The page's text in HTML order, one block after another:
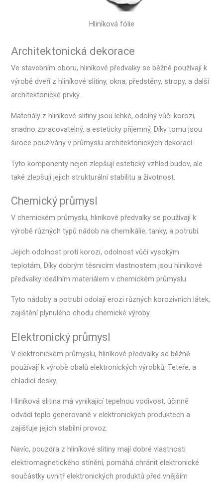
Hliníková fólie
Architektonická dekorace
Ve stavebním oboru, hliníkové předvalky se běžně používají k
výrobě dveří z hliníkové slitiny, okna, předstěny, stropy, a další
architektonické prvky.
Materiály z hliníkové slitiny jsou lehké, odolný vůči korozi,
snadno zpracovatelný, a esteticky příjemný, Díky tomu jsou
široce používány v průmyslu architektonických dekorací.
Tyto komponenty nejen zlepšují estetický vzhled budov, ale
také zlepšují jejich strukturální stabilitu a životnost.
Chemický průmysl
V chemickém průmyslu, hliníkové předvalky se používají k
výrobě různých typů nádob na chemikálie, tanky, a potrubí.
Jejich odolnost proti korozi, odolnost vůči vysokým
teplotám, Díky dobrým těsnicím vlastnostem jsou hliníkové
předvalky ideálním materiálem v chemickém průmyslu.
Tyto nádoby a potrubí odolají erozi různých korozivních látek,
zajištění plynulého chodu chemické výroby.
Elektronický průmysl
V elektronickém průmyslu, hliníkové předvalky se běžně
používají k výrobě obalů elektronických výrobků, Teteře, a
chladicí desky.
Hliníková slitina má vynikající tepelnou vodivost, účinně
odvádí teplo generované v elektronických produktech a
zajišťuje jejich stabilní provoz.
Navíc, pouzdra z hliníkové slitiny mají dobré vlastnosti
elektromagnetického stínění, pomáhá chránit elektronické
součástky uvnitř elektronických produktů před vnějším